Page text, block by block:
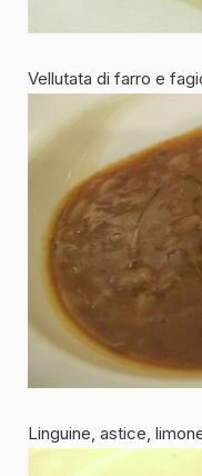
Vellutata di farro e
Linguine, astice,